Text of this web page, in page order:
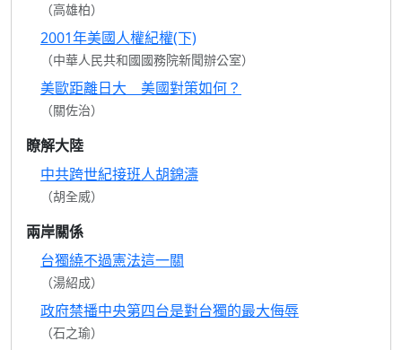
（高雄柏）
2001年美國人權紀權(下)
（中華人民共和國國務院新聞辦公室）
美歐距離日大 美國對策如何？
（關佐治）
瞭解大陸
中共跨世紀接班人胡錦濤
（胡全威）
兩岸關係
台獨繞不過憲法這一關
（湯紹成）
政府禁播中央第四台是對台獨的最大侮辱
（石之瑜）